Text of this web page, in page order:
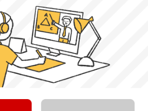
時代の流れ、国や地域の地理関係を
。
4〜5題で構成され、全てマーク式と
題やグラフを用いた問題が出題さ
ルの問題ですが、やや難しい問題も
基本事項だけでなく、注釈まで目を
基本事項を押さえ、過去問や類似問
。